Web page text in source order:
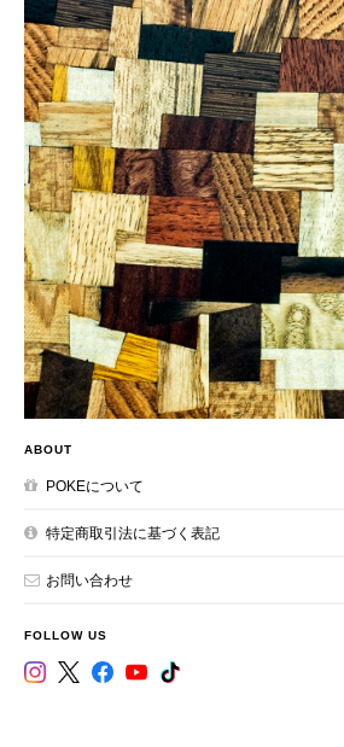
ABOUT
POKEについて
特定商取引法に基づく表記
お問い合わせ
FOLLOW US